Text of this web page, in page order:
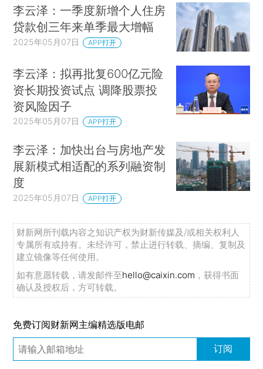
李云泽：一季度新增个人住房
贷款创三年来单季最大增幅
2025年05月07日 APP打开
李云泽：拟再批复600亿元险
资长期投资试点 调降股票投
资风险因子
2025年05月07日 APP打开
李云泽：加快出台与房地产发
展新模式相适配的系列融资制
度
2025年05月07日 APP打开
财新网所刊载内容之知识产权为财新传媒及/或相关权利人
专属所有或持有。未经许可，禁止进行转载、摘编、复制及
建立镜像等任何使用。
如有意愿转载，请发邮件至hello@caixin.com ，获得书面
确认及授权后，方可转载。
免费订阅财新网主编精选版电邮
订阅